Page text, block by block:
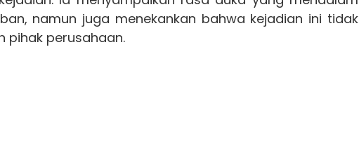
namun juga menekankan bahwa kejadian ini tidak
pihak perusahaan.